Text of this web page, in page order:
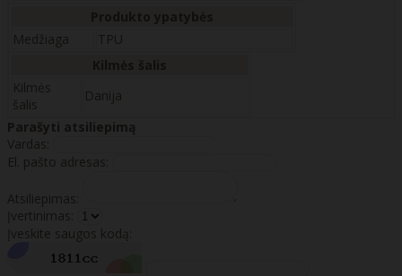
Medžiaga
TPU
Kilmės
šalis
Danija
Parašyti atsiliepimą
Vardas:
El. pašto adresas:
Atsiliepimas:
Įvertinimas:
Įveskite saugos kodą: